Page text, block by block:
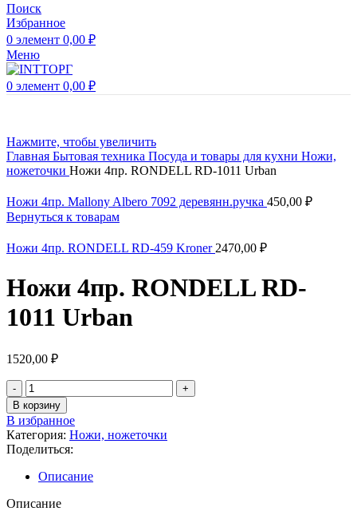
Поиск
Избранное
0 элемент 0,00 ₽
Меню
0 элемент 0,00 ₽
Нажмите, чтобы увеличить
Главная Бытовая техника Посуда и товары для кухни Ножи,
ножеточки Ножи 4пр. RONDELL RD-1011 Urban
Ножи 4пр. Mallony Albero 7092 деревянн.ручка 450,00 ₽
Вернуться к товарам
Ножи 4пр. RONDELL RD-459 Kroner 2470,00 ₽
Ножи 4пр. RONDELL RD-
1011 Urban
1520,00 ₽
В корзину
В избранное
Категория: Ножи, ножеточки
Поделиться:
Описание
Описание